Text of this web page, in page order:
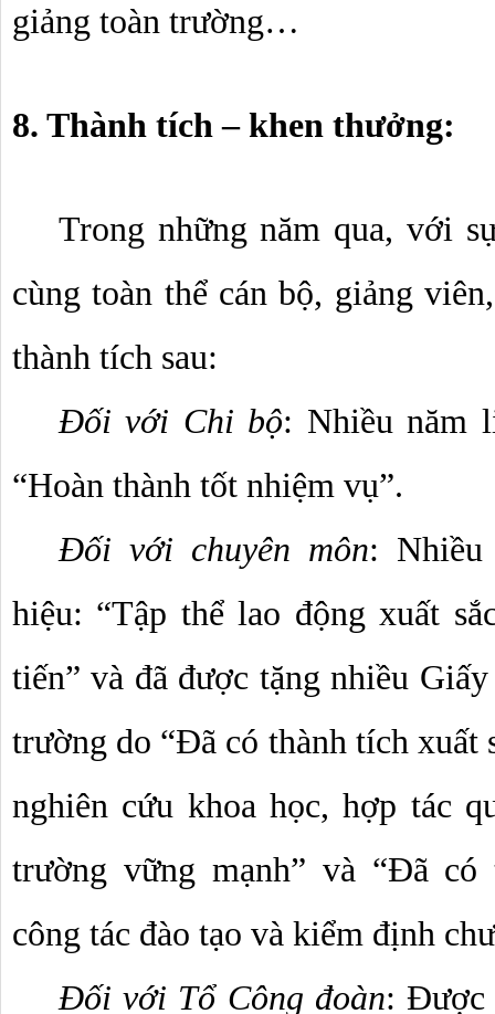
giảng toàn trường…
8. Thành tích – khen thưởng:
Trong những năm qua, với
cùng toàn thể cán bộ, giảng
thành tích sau:
Đối với Chi bộ: Nhiều năm
“Hoàn thành tốt nhiệm vụ”.
Đối với chuyên môn:
hiệu: “Tập thể lao động xuất
tiến” và đã được tặng nhiều
trường do “Đã có thành tích xuất
nghiên cứu khoa học, hợp tác
trường vững mạnh” và “Đã có
công tác đào tạo và kiểm định
Đối với Tổ Công đoàn: Được